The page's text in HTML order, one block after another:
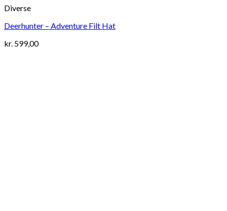
Diverse
Deerhunter – Adventure Filt Hat
kr. 599,00